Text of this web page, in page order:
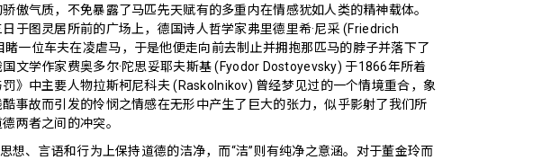
傲气质，不免暴露了马匹先天赋有的多重内在情感犹如人类的精神载体。
于图灵居所前的广场上，德国诗人哲学家弗里德里希·尼采 (Friedrich
一位车夫在凌虐马，于是他便走向前去制止并拥抱那匹马的脖子并落下了
文学作家费奥多尔·陀思妥耶夫斯基 (Fyodor Dostoyevsky) 于1866年所着
》中主要人物拉斯柯尼科夫 (Raskolnikov) 曾经梦见过的一个情境重合，象
事故而引发的怜悯之情感在无形中产生了巨大的张力，似乎影射了我们所
两者之间的冲突。
想、言语和行为上保持道德的洁净，而“洁”则有纯净之意涵。对于董金玲而